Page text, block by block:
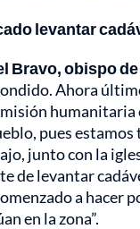
levantar
Bravo, obispo
Ahora
humanitaria
pues
junto con la
de levantar
a hacer
en la zona”.